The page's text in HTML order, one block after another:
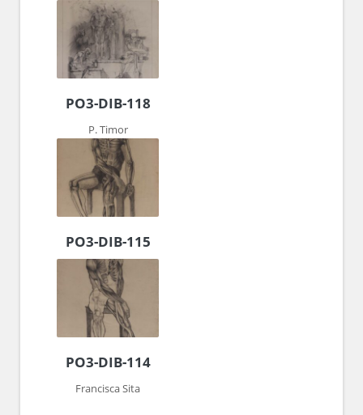
PO3-DIB-118
P. Timor
PO3-DIB-115
PO3-DIB-114
Francisca Sita